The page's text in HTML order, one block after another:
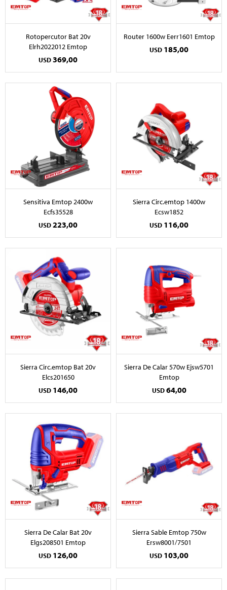
Rotopercutor Bat 20v
Elrh2022012 Emtop
USD369,00
Router 1600w Eerr1601 Emtop
USD 185,00
Sensitiva Emtop 2400w
Ecfs35528
USD223,00
Sierra Circ.emtop 1400w
Ecsw1852
USD 116,00
Sierra Circ.emtop Bat 20v
Elcs201650
USD 146,00
Sierra De Calar 570w Ejsw5701
Emtop
USD 64,00
Sierra De Calar Bat 20v
Elgs208501 Emtop
USD 126,00
Sierra Sable Emtop 750w
Ersw8001/7501
USD 103,00